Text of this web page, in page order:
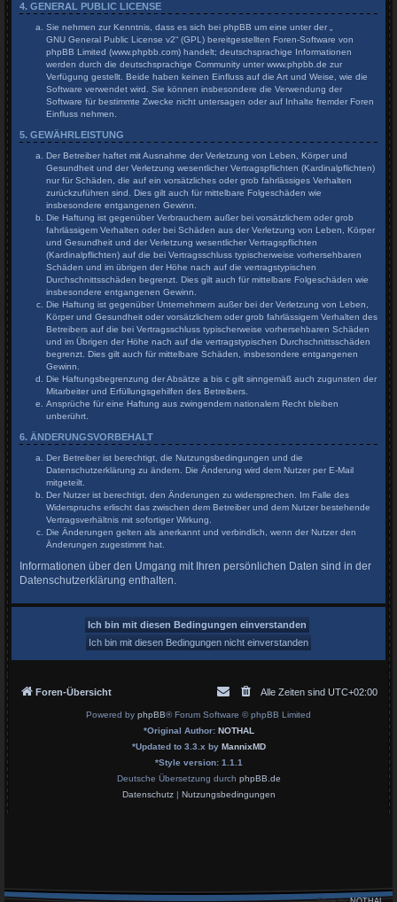
4. GENERAL PUBLIC LICENSE
Sie nehmen zur Kenntnis, dass es sich bei phpBB um eine unter der „
GNU General Public License v2“ (GPL) bereitgestellten Foren-Software von
phpBB Limited (www.phpbb.com) handelt; deutschsprachige Informationen
werden durch die deutschsprachige Community unter www.phpbb.de zur
Verfügung gestellt. Beide haben keinen Einfluss auf die Art und Weise, wie die
Software verwendet wird. Sie können insbesondere die Verwendung der
Software für bestimmte Zwecke nicht untersagen oder auf Inhalte fremder Foren
Einfluss nehmen.
5. GEWÄHRLEISTUNG
Der Betreiber haftet mit Ausnahme der Verletzung von Leben, Körper und
Gesundheit und der Verletzung wesentlicher Vertragspflichten (Kardinalpflichten)
nur für Schäden, die auf ein vorsätzliches oder grob fahrlässiges Verhalten
zurückzuführen sind. Dies gilt auch für mittelbare Folgeschäden wie
insbesondere entgangenen Gewinn.
Die Haftung ist gegenüber Verbrauchern außer bei vorsätzlichem oder grob
fahrlässigem Verhalten oder bei Schäden aus der Verletzung von Leben, Körper
und Gesundheit und der Verletzung wesentlicher Vertragspflichten
(Kardinalpflichten) auf die bei Vertragsschluss typischerweise vorhersehbaren
Schäden und im übrigen der Höhe nach auf die vertragstypischen
Durchschnittsschäden begrenzt. Dies gilt auch für mittelbare Folgeschäden wie
insbesondere entgangenen Gewinn.
Die Haftung ist gegenüber Unternehmern außer bei der Verletzung von Leben,
Körper und Gesundheit oder vorsätzlichem oder grob fahrlässigem Verhalten des
Betreibers auf die bei Vertragsschluss typischerweise vorhersehbaren Schäden
und im Übrigen der Höhe nach auf die vertragstypischen Durchschnittsschäden
begrenzt. Dies gilt auch für mittelbare Schäden, insbesondere entgangenen
Gewinn.
Die Haftungsbegrenzung der Absätze a bis c gilt sinngemäß auch zugunsten der
Mitarbeiter und Erfüllungsgehilfen des Betreibers.
Ansprüche für eine Haftung aus zwingendem nationalem Recht bleiben
unberührt.
6. ÄNDERUNGSVORBEHALT
Der Betreiber ist berechtigt, die Nutzungsbedingungen und die
Datenschutzerklärung zu ändern. Die Änderung wird dem Nutzer per E-Mail
mitgeteilt.
Der Nutzer ist berechtigt, den Änderungen zu widersprechen. Im Falle des
Widerspruchs erlischt das zwischen dem Betreiber und dem Nutzer bestehende
Vertragsverhältnis mit sofortiger Wirkung.
Die Änderungen gelten als anerkannt und verbindlich, wenn der Nutzer den
Änderungen zugestimmt hat.
Informationen über den Umgang mit Ihren persönlichen Daten sind in der
Datenschutzerklärung enthalten.
Foren-Übersicht Alle Zeiten sind UTC+02:00
Powered by phpBB® Forum Software © phpBB Limited
*Original Author: NOTHAL
*Updated to 3.3.x by MannixMD
*Style version: 1.1.1
Deutsche Übersetzung durch phpBB.de
Datenschutz| Nutzungsbedingungen